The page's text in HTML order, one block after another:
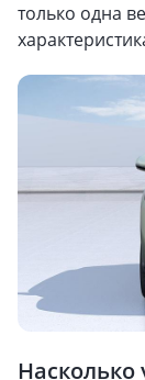
только одна